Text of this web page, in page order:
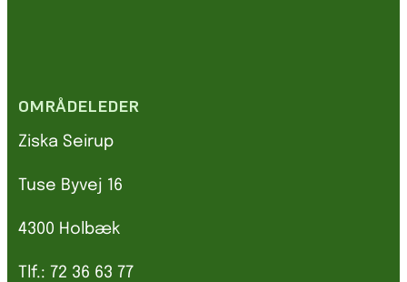
OMRÅDELEDER
Ziska Seirup
Tuse Byvej 16
4300 Holbæk
Tlf.: 72 36 63 77